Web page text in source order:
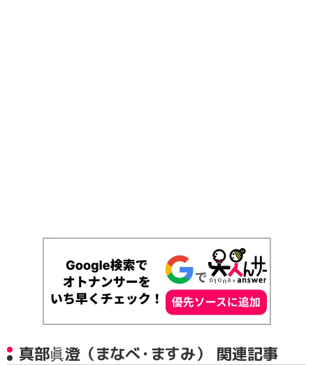
真部眞澄（まなべ・ますみ） 関連記事